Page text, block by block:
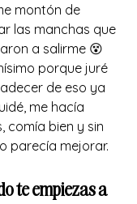
montón de
las manchas que
a salirme 😵
porque juré
de eso ya
me hacía
comía bien y sin
parecía mejorar.
te empiezas a